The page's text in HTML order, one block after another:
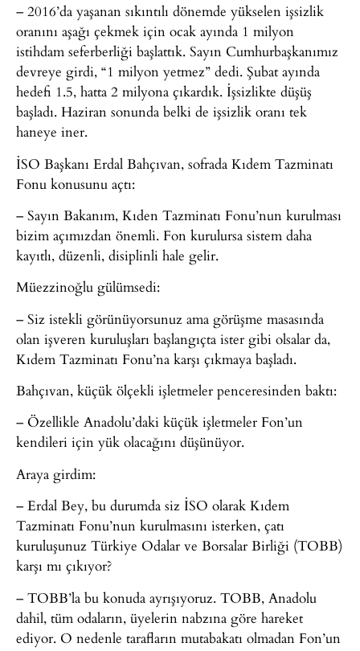
– 2016’da yaşanan sıkıntılı dönemde yükselen işsizlik
oranını aşağı çekmek için ocak ayında 1 milyon
istihdam seferberliği başlattık. Sayın Cumhurbaşkanımız
devreye girdi, “1 milyon yetmez” dedi. Şubat ayında
hedefi 1.5, hatta 2 milyona çıkardık. İşsizlikte düşüş
başladı. Haziran sonunda belki de işsizlik oranı tek
haneye iner.
İSO Başkanı Erdal Bahçıvan, sofrada Kıdem Tazminatı
Fonu konusunu açtı:
– Sayın Bakanım, Kıden Tazminatı Fonu’nun kurulması
bizim açımızdan önemli. Fon kurulursa sistem daha
kayıtlı, düzenli, disiplinli hale gelir.
Müezzinoğlu gülümsedi:
– Siz istekli görünüyorsunuz ama görüşme masasında
olan işveren kuruluşları başlangıçta ister gibi olsalar da,
Kıdem Tazminatı Fonu’na karşı çıkmaya başladı.
Bahçıvan, küçük ölçekli işletmeler penceresinden baktı:
– Özellikle Anadolu’daki küçük işletmeler Fon’un
kendileri için yük olacağını düşünüyor.
Araya girdim:
– Erdal Bey, bu durumda siz İSO olarak Kıdem
Tazminatı Fonu’nun kurulmasını isterken, çatı
kuruluşunuz Türkiye Odalar ve Borsalar Birliği (TOBB)
karşı mı çıkıyor?
– TOBB’la bu konuda ayrışıyoruz. TOBB, Anadolu
dahil, tüm odaların, üyelerin nabzına göre hareket
ediyor. O nedenle tarafların mutabakatı olmadan Fon’un